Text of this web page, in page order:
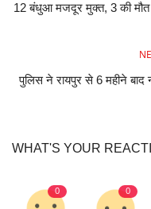
12 बंधुआ मजदूर मुक्त, 3 की मौत
पुलिस ने रायपुर से 6 महीने बाद
WHAT'S YOUR
0 0